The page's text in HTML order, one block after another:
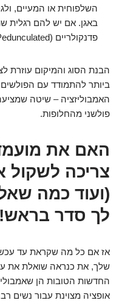
השלפוחית או המעיים,
באגן. אם יש להם רגלית
פדנקולריים (Pedunculated) – סוג של "תלויים באוויר".
הבנת הסוג והמיקום עוזרת
ביותר להתמודד עם
האמבוליזציה – שיטה
פולשני מהחלופות.
צריכה לשקול
(ועוד כמה
לך סדר
אז אם כל מה שקראת עד
שלך, את כנראה שואלת את
אופציה מצוינת עבור נשים